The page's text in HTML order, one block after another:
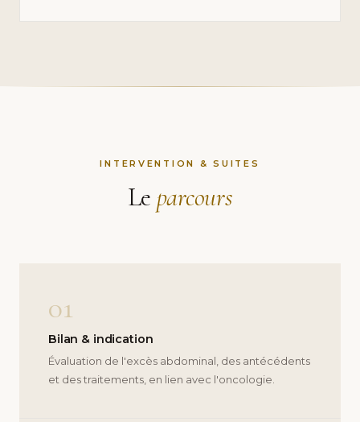
INTERVENTION & SUITES
Le parcours
01
Bilan & indication
Évaluation de l'excès abdominal, des antécédents
et des traitements, en lien avec l'oncologie.